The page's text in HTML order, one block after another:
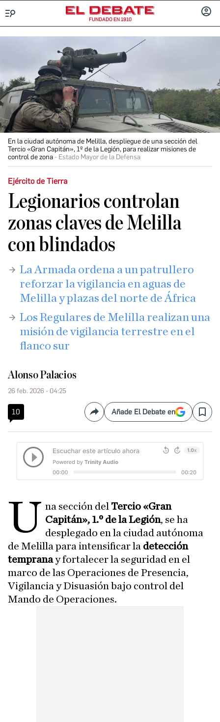
FUNDADO EN 1910
En la ciudad autónoma de Melilla, despliegue de una sección del
Tercio «Gran Capitán», 1º de la Legión, para realizar misiones de
control de zona
Estado Mayor de la Defensa
Ejército de Tierra
Legionarios controlan
zonas claves de Melilla
con blindados
La Armada ordena a un patrullero
reforzar la vigilancia en aguas de
Melilla y plazas del norte de África
Los Regulares de Melilla realizan una
misión de vigilancia terrestre en el
flanco sur
Alonso Palacios
26 feb. 2026 - 04:25
10 CompartirAñade El Debate en Save
U na sección del Tercio «Gran
Capitán», 1.º de la Legión, se ha
desplegado en la ciudad autónoma
de Melilla para intensificar la detección
tempranay fortalecer la seguridad en el
marco de las Operaciones de Presencia,
Vigilancia y Disuasión bajo control del
Mando de Operaciones.